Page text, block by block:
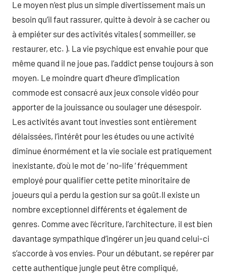
Le moyen n’est plus un simple divertissement mais un
besoin qu’il faut rassurer, quitte à devoir à se cacher ou
à empiéter sur des activités vitales ( sommeiller, se
restaurer, etc. ). La vie psychique est envahie pour que
même quand il ne joue pas, l’addict pense toujours à son
moyen. Le moindre quart d’heure d’implication
commode est consacré aux jeux console vidéo pour
apporter de la jouissance ou soulager une désespoir.
Les activités avant tout investies sont entièrement
délaissées, l’intérêt pour les études ou une activité
diminue énormément et la vie sociale est pratiquement
inexistante, d’où le mot de ‘ no-life ‘ fréquemment
employé pour qualifier cette petite minoritaire de
joueurs qui a perdu la gestion sur sa goût.Il existe un
nombre exceptionnel différents et également de
genres. Comme avec l’écriture, l’architecture, il est bien
davantage sympathique d’ingérer un jeu quand celui-ci
s’accorde à vos envies. Pour un débutant, se repérer par
cette authentique jungle peut être compliqué,